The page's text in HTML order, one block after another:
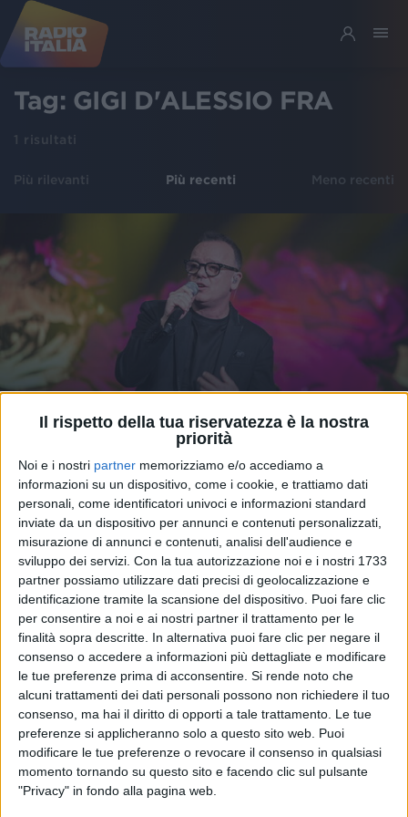
Il rispetto della tua riservatezza è la nostra
priorità
Noi e i nostri partner memorizziamo e/o accediamo a
informazioni su un dispositivo, come i cookie, e trattiamo dati
personali, come identificatori univoci e informazioni standard
inviate da un dispositivo per annunci e contenuti personalizzati,
misurazione di annunci e contenuti, analisi dell'audience e
sviluppo dei servizi. Con la tua autorizzazione noi e i nostri 1733
partner possiamo utilizzare dati precisi di geolocalizzazione e
identificazione tramite la scansione del dispositivo. Puoi fare clic
per consentire a noi e ai nostri partner il trattamento per le
finalità sopra descritte. In alternativa puoi fare clic per negare il
consenso o accedere a informazioni più dettagliate e modificare
le tue preferenze prima di acconsentire. Si rende noto che
alcuni trattamenti dei dati personali possono non richiedere il tuo
consenso, ma hai il diritto di opporti a tale trattamento. Le tue
preferenze si applicheranno solo a questo sito web. Puoi
modificare le tue preferenze o revocare il consenso in qualsiasi
momento tornando su questo sito e facendo clic sul pulsante
"Privacy" in fondo alla pagina web.
Tag: GIGI D'ALESSIO FRA
1 risultati
Più rilevanti Più recenti Meno recenti
ESCE IL 24/05 24 apr 2024
Gigi D’Alessio: canzoni e duetti del nuovo
album, da Elodie a Geolier
“Fra” arriva quasi 4 anni dopo l’ultimo disco di
inediti. Rimane il mistero sulla voce femminile di “Nu
dispietto”, che verrà svelato solo durante i concerti in
piazza del Plebiscito a Napoli
diAndrea Daz